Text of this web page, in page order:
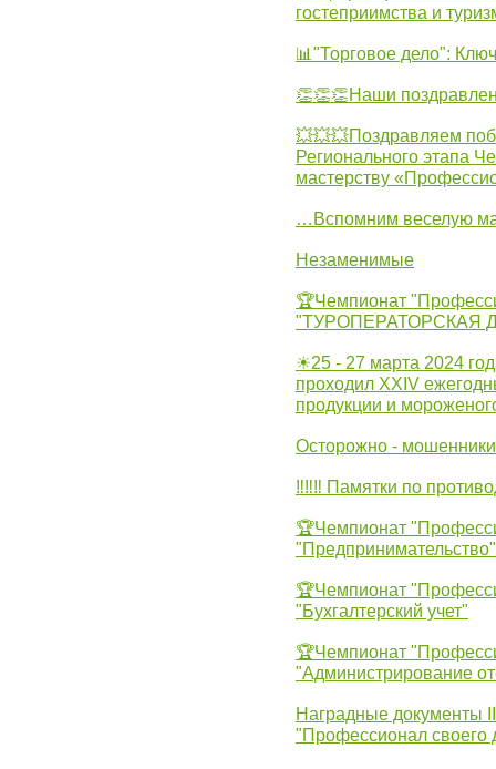
гостеприимства и
📊"Торговое дело":
👏👏👏Наши
💥💥💥Поздравляем
Регионального этапа
мастерству
…Вспомним веселую
Незаменимые
🏆Чемпионат
"ТУРОПЕРАТОРСКАЯ
☀25 - 27 марта 2024
проходил XXIV
продукции и
Осторожно -
‼‼‼ Памятки по
🏆Чемпионат
"Предпринимательство"
🏆Чемпионат
"Бухгалтерский учет"
🏆Чемпионат
"Администрирование
Наградные документы
"Профессионал своего